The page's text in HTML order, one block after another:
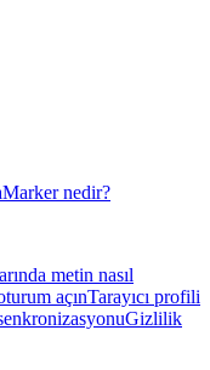
nedir?
metin nasıl
açınTarayıcı profili
Gizlilik